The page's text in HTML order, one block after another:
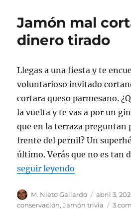
Jamón mal
dinero tirado
Llegas a una fiesta y te
voluntarioso invitado
cortara queso parmesano.
la vuelta y te vas a por un
que en la terraza preguntan
frente del pernil? Un
último. Verás que no es tan
seguir leyendo
Autor
M. Nieto Gallardo
Publicado
el
abril 3,
conservación,Jamón trivia 3